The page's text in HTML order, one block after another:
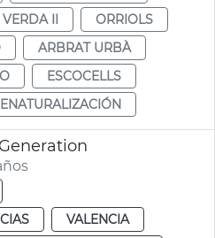
II
ORRIOLS
ARBRAT URBÀ
ESCOCELLS
VALENCIA